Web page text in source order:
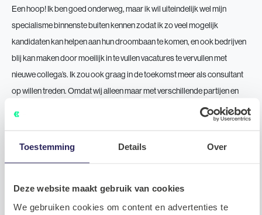
Toestemming Details Over
Deze website maakt gebruik van cookies
We gebruiken cookies om content en advertenties te
Een hoop! Ik ben goed onderweg, maar ik wil uiteindelijk wel mijn
specialisme binnenste buiten kennen zodat ik zo veel mogelijk
kandidaten kan helpen aan hun droombaan te komen, en ook bedrijven
blij kan maken door moeilijk in te vullen vacatures te vervullen met
nieuwe collega’s. Ik zou ook graag in de toekomst meer als consultant
op willen treden. Omdat wij alleen maar met verschillende partijen en
specialisten in contact staan weten we precies waar een kandidaat naar
zoekt en hoe bedrijven hierop kunnen inspelen. Door hierin advies te
op onzeWerken Bijwebsite!